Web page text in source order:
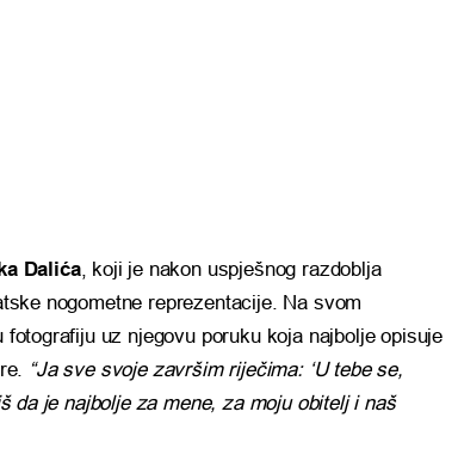
Dalića, koji je nakon uspješnog razdoblja
nogometne reprezentacije. Na svom
uz njegovu poruku koja najbolje opisuje
“Ja sve svoje završim riječima: ‘U tebe se,
da je najbolje za mene, za moju obitelj i naš